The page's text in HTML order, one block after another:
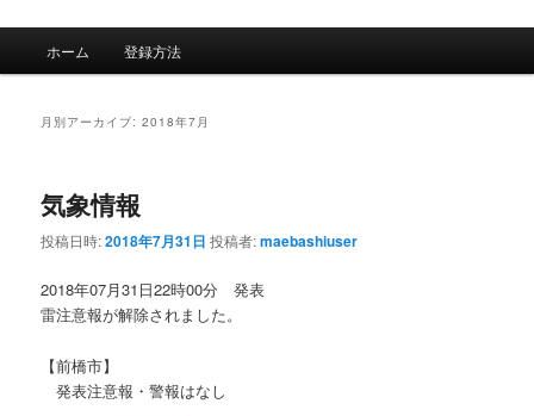
ホーム 登録方法
月別アーカイブ:2018年7月
気象情報
投稿日時:2018年7月31日 投稿者:maebashiuser
2018年07月31日22時00分 発表
雷注意報が解除されました。
【前橋市】
発表注意報・警報はなし